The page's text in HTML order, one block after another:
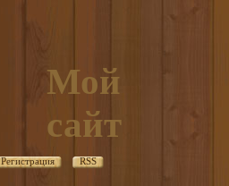
Мой
сайт
Регистрация RSS